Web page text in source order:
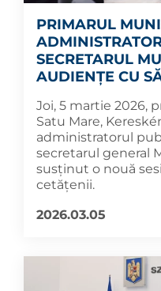
PRIMARUL
SECRETARUL
AUDIENȚE CU
Joi, 5 martie 2026,
Satu Mare,
administratorul
secretarul general
susținut o nouă
cetățenii.
2026.03.05